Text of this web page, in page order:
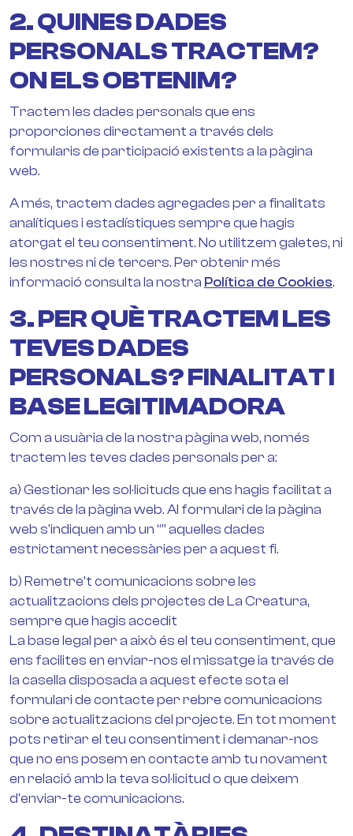
2. QUINES DADES
PERSONALS TRACTEM?
ON ELS OBTENIM?
Tractem les dades personals que ens
proporciones directament a través dels
formularis de participació existents a la pàgina
web.
A més, tractem dades agregades per a finalitats
analítiques i estadístiques sempre que hagis
atorgat el teu consentiment. No utilitzem galetes, ni
les nostres ni de tercers. Per obtenir més
informació consulta la nostra Política de Cookies.
3. PER QUÈ TRACTEM LES
TEVES DADES
PERSONALS? FINALITAT I
BASE LEGITIMADORA
Com a usuària de la nostra pàgina web, només
tractem les teves dades personals per a:
a) Gestionar les sol·licituds que ens hagis facilitat a
través de la pàgina web. Al formulari de la pàgina
web s'indiquen amb un “” aquelles dades
estrictament necessàries per a aquest fi.
b) Remetre't comunicacions sobre les
actualitzacions dels projectes de La Creatura,
sempre que hagis accedit
La base legal per a això és el teu consentiment, que
ens facilites en enviar-nos el missatge ia través de
la casella disposada a aquest efecte sota el
formulari de contacte per rebre comunicacions
sobre actualitzacions del projecte. En tot moment
pots retirar el teu consentiment i demanar-nos
que no ens posem en contacte amb tu novament
en relació amb la teva sol·licitud o que deixem
d'enviar-te comunicacions.